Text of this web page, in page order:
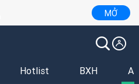
MỞ
Hotlist BXH